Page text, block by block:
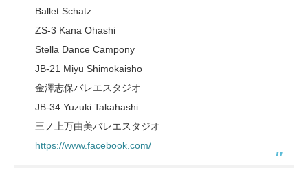
Ballet Schatz
ZS-3 Kana Ohashi
Stella Dance Campony
JB-21 Miyu Shimokaisho
金澤志保バレエスタジオ
JB-34 Yuzuki Takahashi
三ノ上万由美バレエスタジオ
https://www.facebook.com/